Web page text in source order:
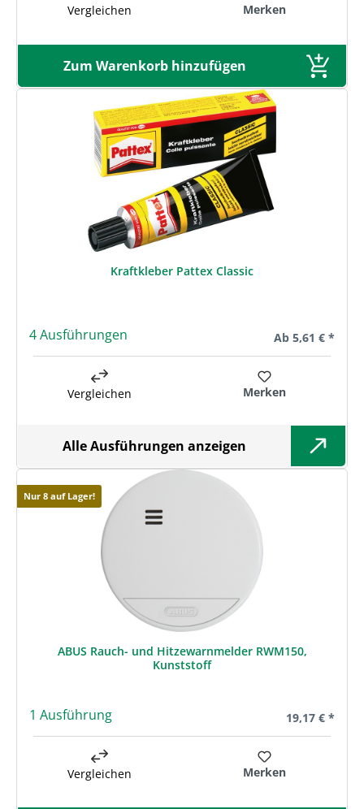
Vergleichen Merken
Zum Warenkorb hinzufügen
Kraftkleber Pattex Classic
4 Ausführungen Regulärer Preis:
Ab 5,61 € *
Vergleichen Merken
Alle Ausführungen anzeigen
Nur 8 auf Lager!
ABUS Rauch- und Hitzewarnmelder RWM150,
Kunststoff
1 Ausführung Regulärer
19,17 € *
Vergleichen Merken